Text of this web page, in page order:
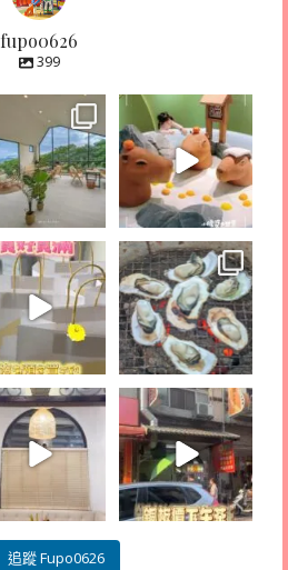
fupo0626
399
追蹤 Fupo0626